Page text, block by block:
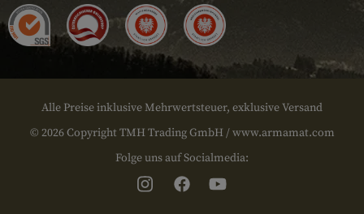
Alle Preise inklusive Mehrwertsteuer, exklusive Versand
© 2026 Copyright TMH Trading GmbH / www.armamat.com
Folge uns auf Socialmedia: